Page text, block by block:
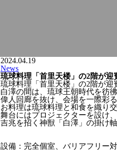
2024.04.19
News
琉球料理「首里天楼」の2階が
琉球料理「首里天楼」の2階が
白澤の間は、琉球王朝時代を彷
偉人回廊を抜け、会場を一際彩
お料理は琉球料理と和食を織り
舞台にはプロジェクターを設け
吉兆を招く神獣「白澤」の掛け
設備：完全個室、バリアフリー